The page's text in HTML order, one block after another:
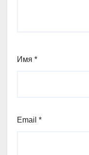
Имя *
Email *